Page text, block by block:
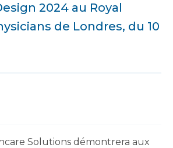
2024 au Royal
de Londres, du 10
Solutions démontrera aux